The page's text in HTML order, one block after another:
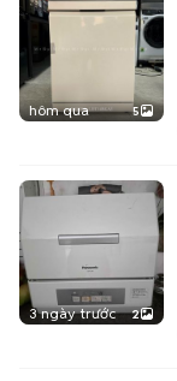
hôm qua 5
3 ngày trước 2